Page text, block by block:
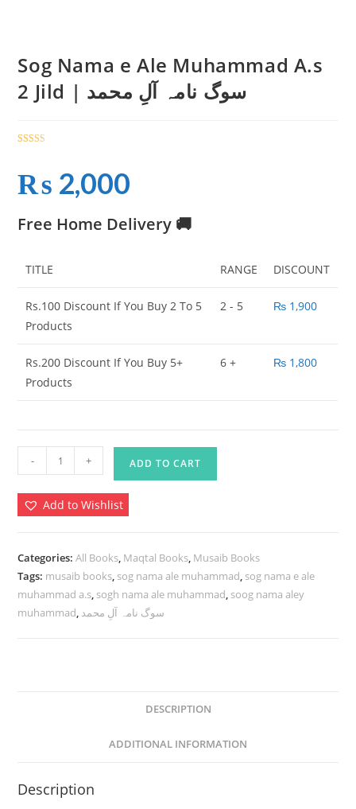
Sog Nama e Ale Muhammad A.s
2 Jild | سوگ نامہ آلِ محمد
out of
on
rating
₨ 2,000
Free Home Delivery 🚚
TITLE RANGE DISCOUNT
Rs.100 Discount If You Buy 2 To 5
Products
2 - 5 ₨ 1,900
Rs.200 Discount If You Buy 5+
Products
6 + ₨ 1,800
Nama
e
Ale
A.s
2
Jild
|
- + ADD TO CART
Add to Wishlist
Categories:All Books, Maqtal Books, Musaib Books
Tags: musaib books, sog nama ale muhammad, sog nama e ale
muhammad a.s, sogh nama ale muhammad, soog nama aley
muhammad, سوگ نامہ آلِ محمد
DESCRIPTION
ADDITIONAL INFORMATION
Description